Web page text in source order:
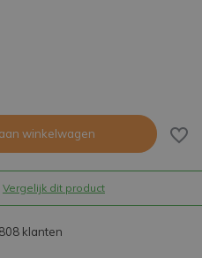
winkelwagen
Vergelijk dit product
klanten